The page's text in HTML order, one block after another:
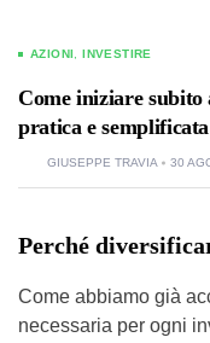
AZIONI ,INVESTIRE
Come iniziare
pratica e semplificata
GIUSEPPE TRAVIA 30
Perché
Come abbiamo già
necessaria per ogni